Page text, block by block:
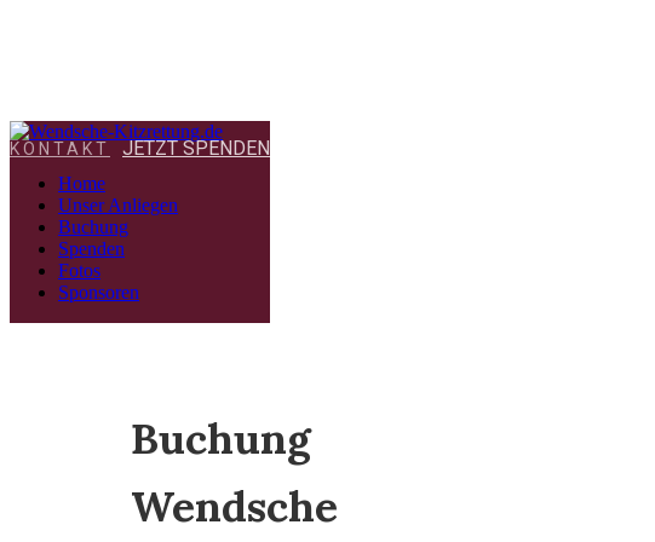
KONTAKT JETZT SPENDEN
Home
Unser Anliegen
Buchung
Spenden
Fotos
Sponsoren
Buchung
Wendsche